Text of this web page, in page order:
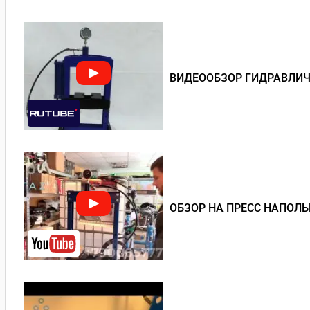
ВИДЕООБЗОР
ОБЗОР НА ПРЕСС